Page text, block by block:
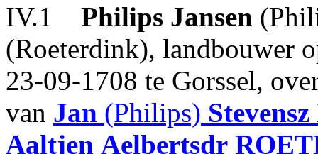
IV.1 Philips Jansen
(Roeterdink), landbouwer
23-09-1708 te Gorssel,
van Jan (Philips) Stevensz
Aaltjen Aelbertsdr